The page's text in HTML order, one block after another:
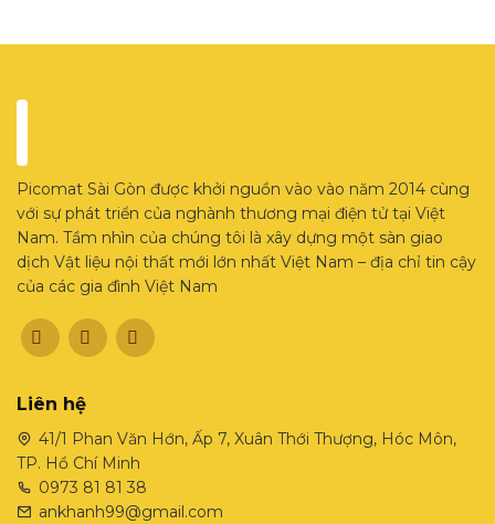
Picomat Sài Gòn được khởi nguồn vào vào năm 2014 cùng
với sự phát triển của nghành thương mại điện tử tại Việt
Nam. Tầm nhìn của chúng tôi là xây dựng một sàn giao
dịch Vật liệu nội thất mới lớn nhất Việt Nam – địa chỉ tin cậy
của các gia đình Việt Nam
Liên hệ
41/1 Phan Văn Hớn, Ấp 7, Xuân Thới Thượng, Hóc Môn,
TP. Hồ Chí Minh
0973 81 81 38
ankhanh99@gmail.com